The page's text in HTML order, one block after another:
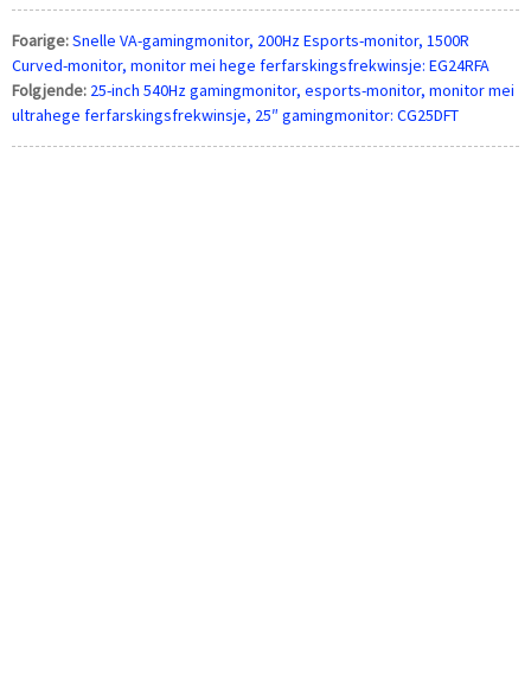
Foarige:Snelle VA-gamingmonitor, 200Hz Esports-monitor, 1500R
Curved-monitor, monitor mei hege ferfarskingsfrekwinsje: EG24RFA
Folgjende: 25-inch 540Hz gamingmonitor, esports-monitor, monitor mei
ultrahege ferfarskingsfrekwinsje, 25″ gamingmonitor: CG25DFT